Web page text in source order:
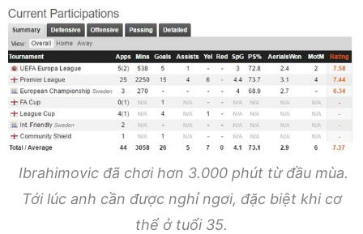
Ibrahimovic đã chơi hơn 3.000 phút từ đầu mùa.
Tới lúc anh cần được nghỉ ngơi, đặc biệt khi cơ
thể ở tuổi 35.